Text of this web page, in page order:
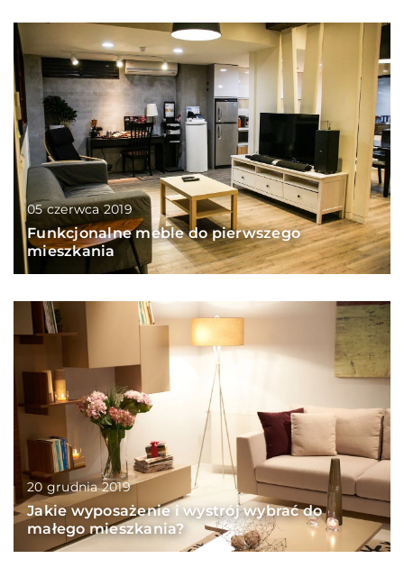
05 czerwca 2019
Funkcjonalne meble do pierwszego
mieszkania
20 grudnia 2019
Jakie wyposażenie i wystrój wybrać do
małego mieszkania?